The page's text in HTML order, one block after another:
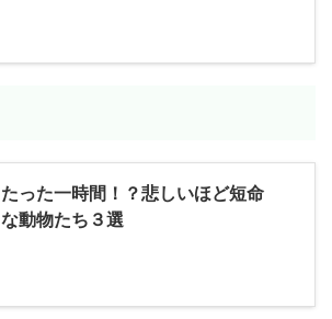
たった一時間！？悲しいほど短命
な動物たち３選